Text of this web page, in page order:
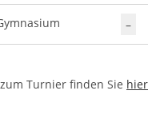
–
Turnier finden Sie hier